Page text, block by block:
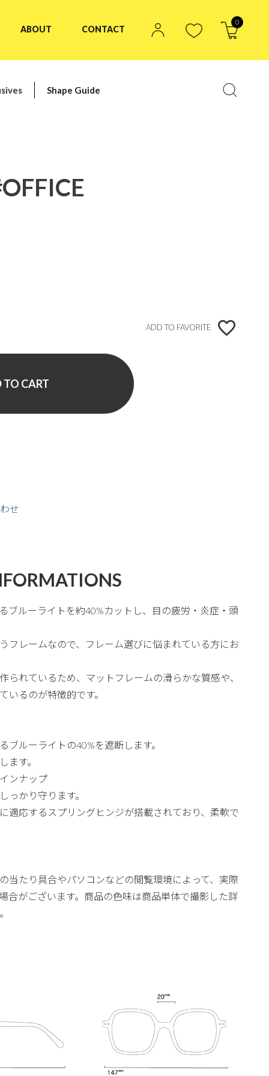
ABOUT CONTACT
0
Shape Guide
ADD TO FAVORITE
TO CART
せ
ブルーライトを約40%カットし、目の疲労・炎症・頭
フレームなので、フレーム選びに悩まれている方にお
られているため、マットフレームの滑らかな質感や、
いるのが特徴的です。
ブルーライトの40%を遮断します。
ます。
ンナップ
っかり守ります。
適応するスプリングヒンジが搭載されており、柔軟で
当たり具合やパソコンなどの閲覧環境によって、実際
合がございます。商品の色味は商品単体で撮影した詳